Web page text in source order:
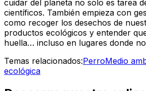
cuidar del planeta no solo es tarea
científicos. También empieza con
como recoger los desechos de
productos ecológicos y entender
huella… incluso en lugares donde
Temas relacionados:PerroMedio
ecológica